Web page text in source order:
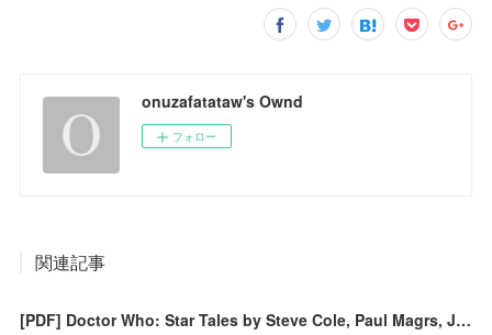
onuzafatataw's Ownd
フォロー
関連記事
[PDF] Doctor Who: Star Tales by Steve Cole, Paul Magrs, Jenny T Colgan, Jo Cotterill, Mike Tucker